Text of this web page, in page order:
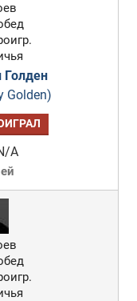
Голден
Golden)
A